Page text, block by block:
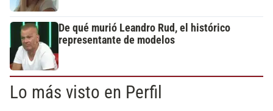
De qué murió Leandro Rud, el histórico
representante de modelos
Lo más visto en Perfil